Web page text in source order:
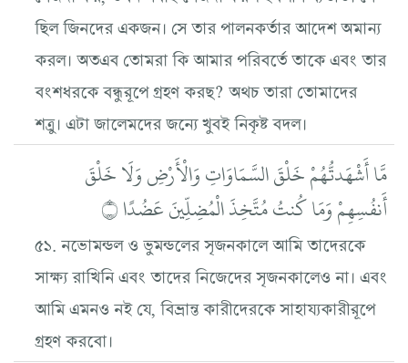
ছিল জিনদের একজন। সে তার পালনকর্তার আদেশ অমান্য
করল। অতএব তোমরা কি আমার পরিবর্তে তাকে এবং তার
বংশধরকে বন্ধুরূপে গ্রহণ করছ? অথচ তারা তোমাদের
শত্রু। এটা জালেমদের জন্যে খুবই নিকৃষ্ট বদল।
مَّا أَشْهَدتُّهُمْ خَلْقَ السَّمَاوَاتِ وَالْأَرْضِ وَلَا خَلْقَ
أَنفُسِهِمْ وَمَا كُنتُ مُتَّخِذَ الْمُضِلِّينَ عَضُدًا ۝
৫১. নভোমন্ডল ও ভুমন্ডলের সৃজনকালে আমি তাদেরকে
সাক্ষ্য রাখিনি এবং তাদের নিজেদের সৃজনকালেও না। এবং
আমি এমনও নই যে, বিভ্রান্ত কারীদেরকে সাহায্যকারীরূপে
গ্রহণ করবো।